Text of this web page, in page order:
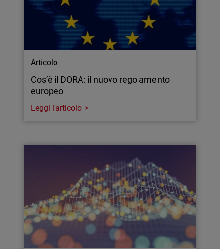
Articolo
Cos’è il DORA: il nuovo regolamento
europeo
Leggi l'articolo